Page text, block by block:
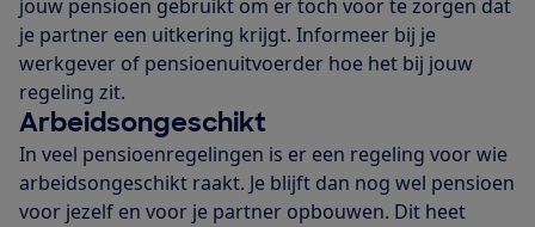
jouw pensioen gebruikt om er toch voor te zorgen dat
je partner een uitkering krijgt. Informeer bij je
werkgever of pensioenuitvoerder hoe het bij jouw
regeling zit.
Arbeidsongeschikt
In veel pensioenregelingen is er een regeling voor wie
arbeidsongeschikt raakt. Je blijft dan nog wel pensioen
voor jezelf en voor je partner opbouwen. Dit heet